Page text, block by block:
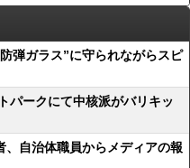
弾ガラス”に守られながらスピ
パークにて中核派がバリキッ
、自治体職員からメディアの報